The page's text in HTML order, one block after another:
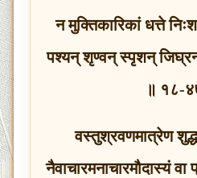
न मुक्तिकारिकां धत्ते
पश्यन् श‍ृण्वन् स्पृशन्
॥ १८-
वस्तुश्रवणमात्रेण
नैवाचारमनाचारमौदास्यं